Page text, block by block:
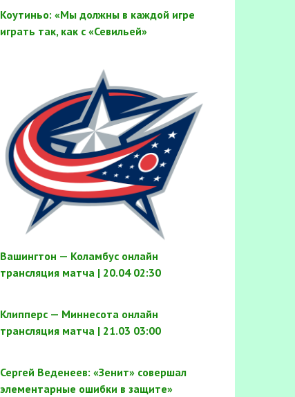
Коутиньо: «Мы должны в каждой игре
играть так, как с «Севильей»
Вашингтон — Коламбус онлайн
трансляция матча | 20.04 02:30
Клипперс — Миннесота онлайн
трансляция матча | 21.03 03:00
Сергей Веденеев: «Зенит» совершал
элементарные ошибки в защите»